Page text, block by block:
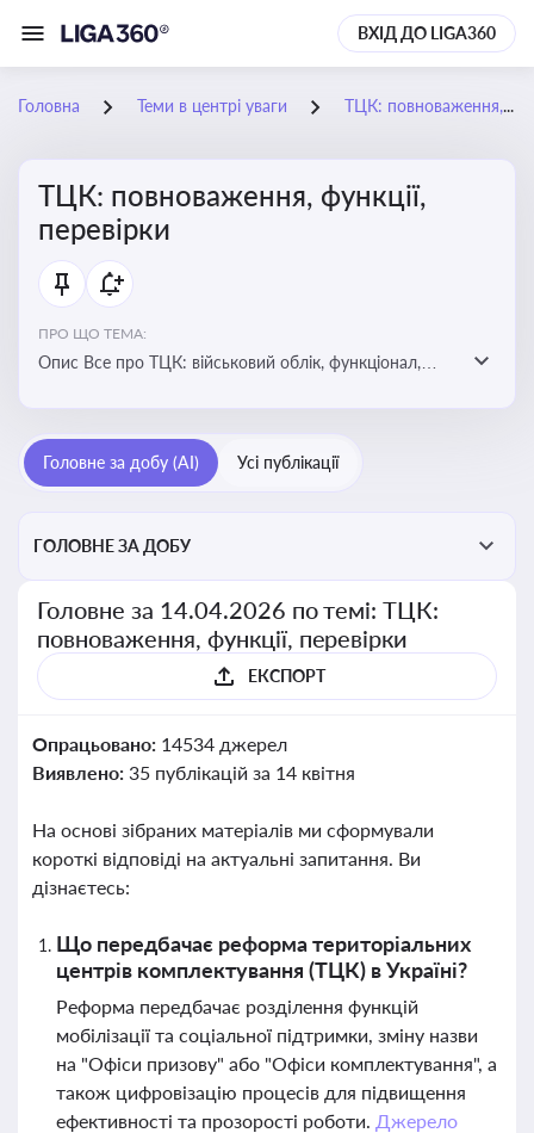
ВХІД ДО LIGA360
Головна Теми в центрі уваги ТЦК: повноваження, функції, перевірки
ТЦК: повноваження, функції,
перевірки
ПРО ЩО ТЕМА:
Опис Все про ТЦК: військовий облік, функціонал,
Головне за добу (AI) Усі публікації
ГОЛОВНЕ ЗА ДОБУ
Головне за 14.04.2026 по темі: ТЦК:
повноваження, функції, перевірки
ЕКСПОРТ
Опрацьовано: 14534 джерел
Виявлено: 35 публікацій за 14 квітня
На основі зібраних матеріалів ми сформували
короткі відповіді на актуальні запитання. Ви
дізнаєтесь:
Що передбачає реформа територіальних
центрів комплектування (ТЦК) в Україні?
Реформа передбачає розділення функцій
мобілізації та соціальної підтримки, зміну назви
на "Офіси призову" або "Офіси комплектування", а
також цифровізацію процесів для підвищення
ефективності та прозорості роботи. Джерело